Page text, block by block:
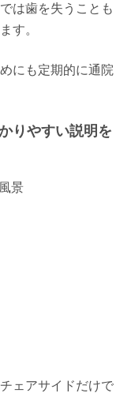
は歯を失うことも
す。
にも定期的に通院
りやすい説明を
ェアサイドだけで